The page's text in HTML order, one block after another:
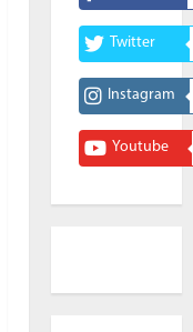
Twitter
Instagram
Youtube